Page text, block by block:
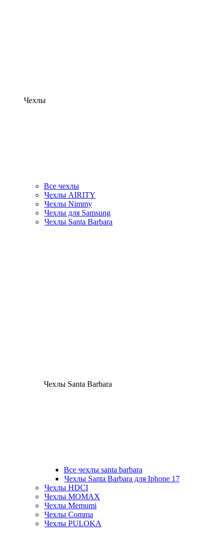
Чехлы
Все чехлы
Чехлы AIRITY
Чехлы Nimmy
Чехлы для Samsung
Чехлы Santa Barbara
Чехлы Santa Barbara
Все чехлы santa barbara
Чехлы Santa Barbara для Iphone 17
Чехлы HDCI
Чехлы MOMAX
Чехлы Memumi
Чехлы Comma
Чехлы PULOKA